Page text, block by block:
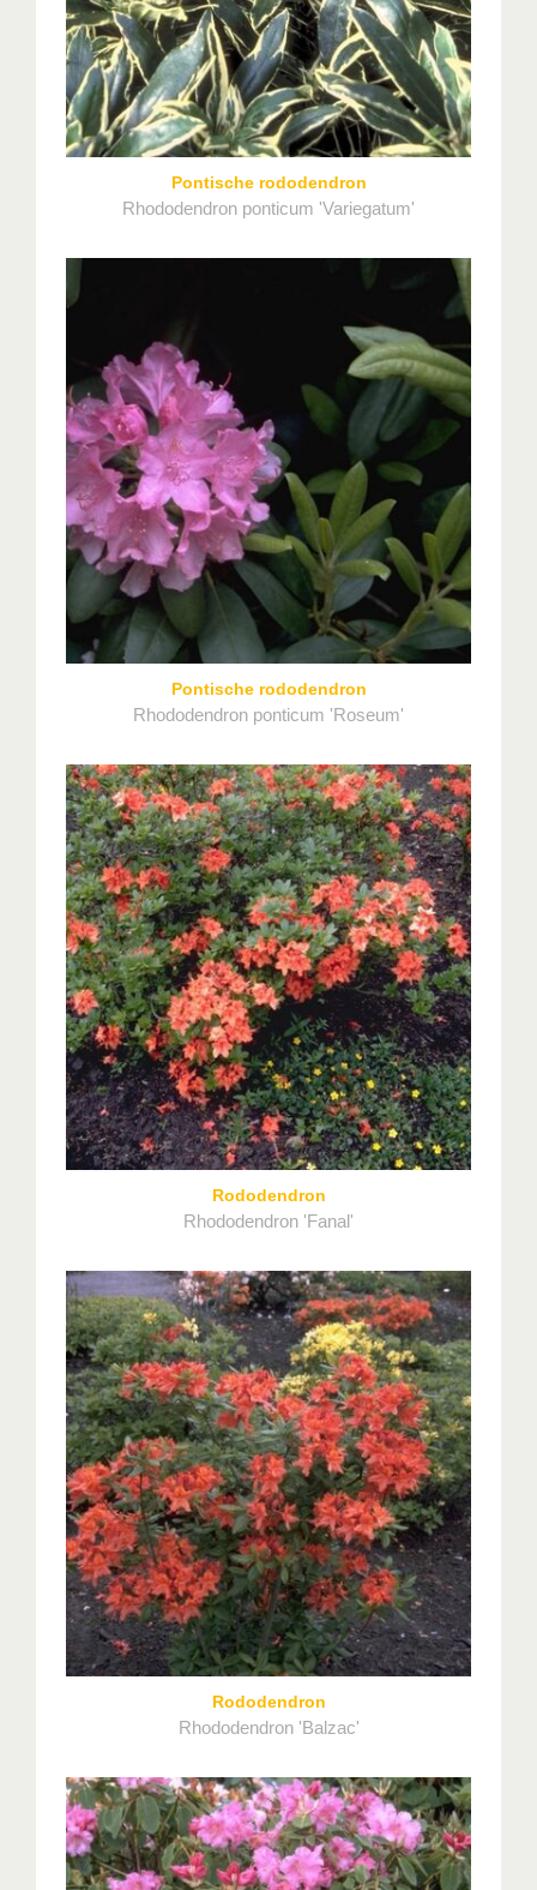
Pontische rododendron
Rhododendron ponticum 'Variegatum'
Pontische rododendron
Rhododendron ponticum 'Roseum'
Rododendron
Rhododendron 'Fanal'
Rododendron
Rhododendron 'Balzac'